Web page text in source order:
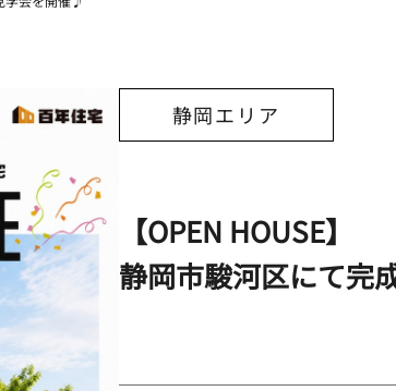
静岡エリア
【OPEN HOUSE】
静岡市駿河区にて